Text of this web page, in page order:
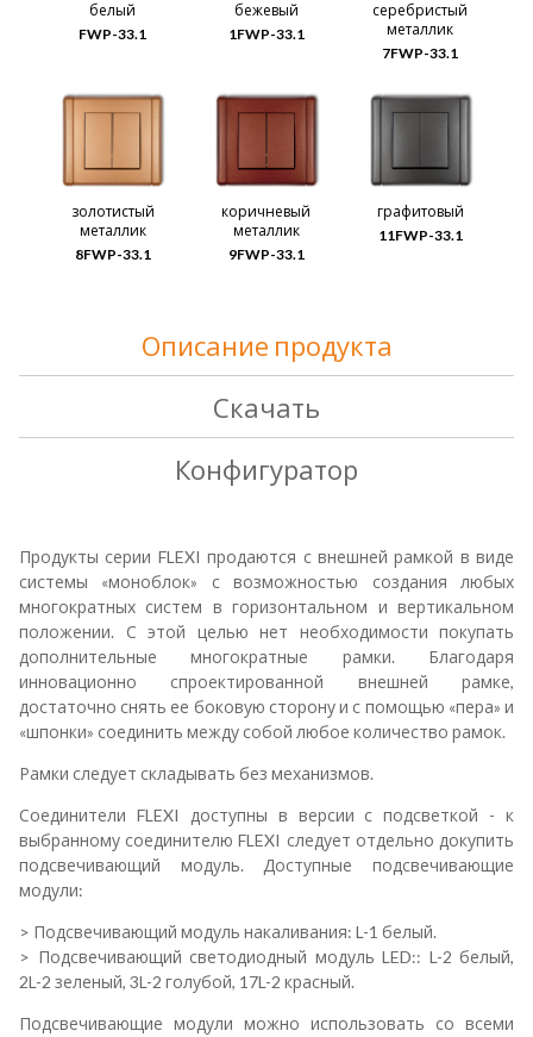
белый
FWP-33.1
бежевый
1FWP-33.1
серебристый
металлик
7FWP-33.1
золотистый
металлик
8FWP-33.1
коричневый
металлик
9FWP-33.1
графитовый
11FWP-33.1
Описание продукта
Скачать
Конфигуратор
Продукты серии FLEXI продаются с внешней рамкой в виде
системы «моноблок» с возможностью создания любых
многократных систем в горизонтальном и вертикальном
положении. С этой целью нет необходимости покупать
дополнительные многократные рамки. Благодаря
инновационно спроектированной внешней рамке,
достаточно снять ее боковую сторону и с помощью «пера» и
«шпонки» соединить между собой любое количество рамок.
Рамки следует складывать без механизмов.
Соединители FLEXI доступны в версии с подсветкой - к
выбранному соединителю FLEXI следует отдельно докупить
подсвечивающий модуль. Доступные подсвечивающие
модули:
> Подсвечивающий модуль накаливания: L-1 белый.
> Подсвечивающий светодиодный модуль LED:: L-2 белый,
2L-2 зеленый, 3L-2 голубой, 17L-2 красный.
Подсвечивающие модули можно использовать со всеми